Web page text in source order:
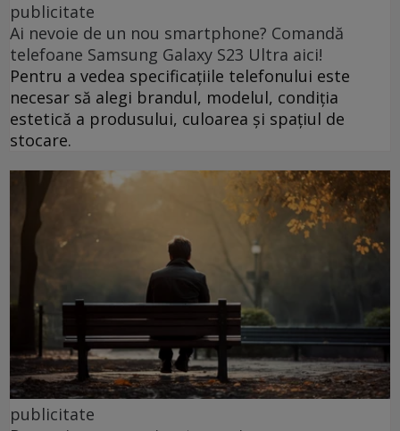
publicitate
Ai nevoie de un nou smartphone? Comandă
telefoane Samsung Galaxy S23 Ultra aici!
Pentru a vedea specificațiile telefonului este
necesar să alegi brandul, modelul, condiția
estetică a produsului, culoarea și spațiul de
stocare.
publicitate